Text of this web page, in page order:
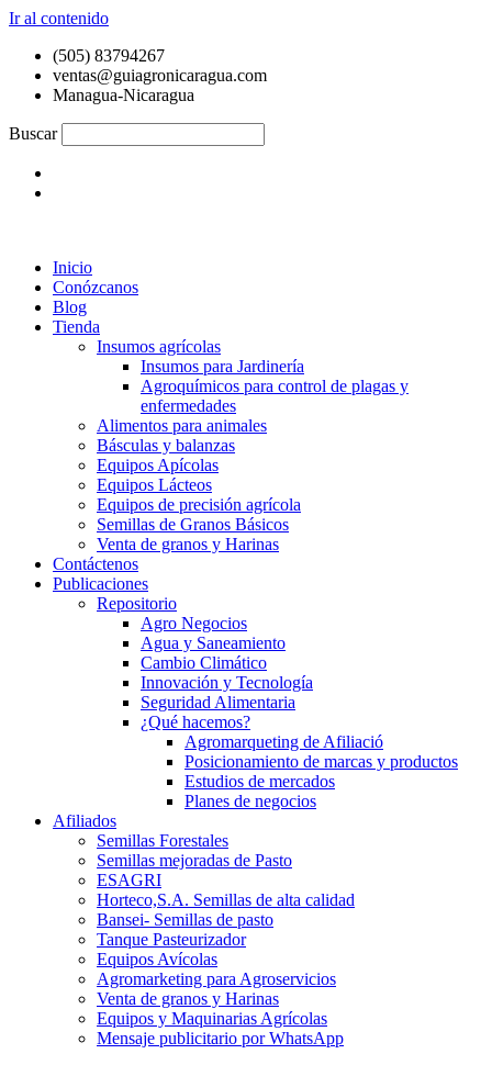
Ir al contenido
(505) 83794267
ventas@guiagronicaragua.com
Managua-Nicaragua
Buscar
Inicio
Conózcanos
Blog
Tienda
Insumos agrícolas
Insumos para Jardinería
Agroquímicos para control de plagas y
enfermedades
Alimentos para animales
Básculas y balanzas
Equipos Apícolas
Equipos Lácteos
Equipos de precisión agrícola
Semillas de Granos Básicos
Venta de granos y Harinas
Contáctenos
Publicaciones
Repositorio
Agro Negocios
Agua y Saneamiento
Cambio Climático
Innovación y Tecnología
Seguridad Alimentaria
¿Qué hacemos?
Agromarqueting de Afiliació
Posicionamiento de marcas y productos
Estudios de mercados
Planes de negocios
Afiliados
Semillas Forestales
Semillas mejoradas de Pasto
ESAGRI
Horteco,S.A. Semillas de alta calidad
Bansei- Semillas de pasto
Tanque Pasteurizador
Equipos Avícolas
Agromarketing para Agroservicios
Venta de granos y Harinas
Equipos y Maquinarias Agrícolas
Mensaje publicitario por WhatsApp